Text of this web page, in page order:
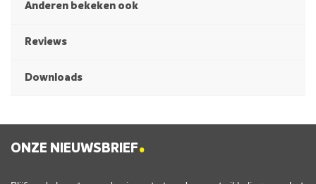
Anderen bekeken ook
Reviews
Downloads
ONZE NIEUWSBRIEF.